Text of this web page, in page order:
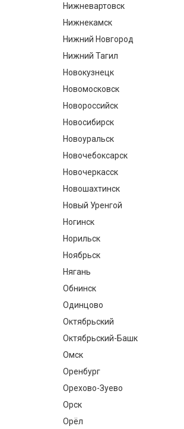
Нижневартовск
Нижнекамск
Нижний Новгород
Нижний Тагил
Новокузнецк
Новомосковск
Новороссийск
Новосибирск
Новоуральск
Новочебоксарск
Новочеркасск
Новошахтинск
Новый Уренгой
Ногинск
Норильск
Ноябрьск
Нягань
Обнинск
Одинцово
Октябрьский
Октябрьский-Башк
Омск
Оренбург
Орехово-Зуево
Орск
Орёл